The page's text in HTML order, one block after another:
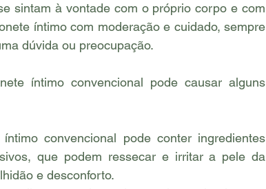
sintam à vontade com o próprio corpo e com
íntimo com moderação e cuidado, sempre
dúvida ou preocupação.
íntimo convencional pode causar alguns
convencional pode conter ingredientes
que podem ressecar e irritar a pele da
e desconforto.